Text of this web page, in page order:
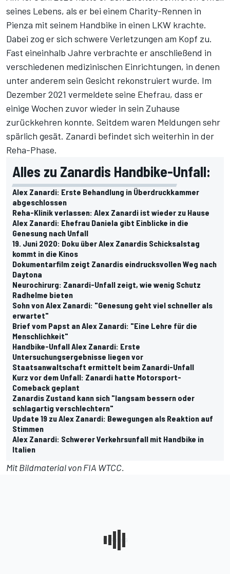
seines Lebens, als er bei einem Charity-Rennen in
Pienza mit seinem Handbike in einen LKW krachte.
Dabei zog er sich schwere Verletzungen am Kopf zu.
Fast eineinhalb Jahre verbrachte er anschließend in
verschiedenen medizinischen Einrichtungen, in denen
unter anderem sein Gesicht rekonstruiert wurde. Im
Dezember 2021 vermeldete seine Ehefrau, dass er
einige Wochen zuvor wieder in sein Zuhause
zurückkehren konnte. Seitdem waren Meldungen sehr
spärlich gesät. Zanardi befindet sich weiterhin in der
Reha-Phase.
Alles zu Zanardis Handbike-Unfall:
Alex Zanardi: Erste Behandlung in Überdruckkammer
abgeschlossen
Reha-Klinik verlassen: Alex Zanardi ist wieder zu Hause
Alex Zanardi: Ehefrau Daniela gibt Einblicke in die
Genesung nach Unfall
19. Juni 2020: Doku über Alex Zanardis Schicksalstag
kommt in die Kinos
Dokumentarfilm zeigt Zanardis eindrucksvollen Weg nach
Daytona
Neurochirurg: Zanardi-Unfall zeigt, wie wenig Schutz
Radhelme bieten
Sohn von Alex Zanardi: "Genesung geht viel schneller als
erwartet"
Brief vom Papst an Alex Zanardi: "Eine Lehre für die
Menschlichkeit"
Handbike-Unfall Alex Zanardi: Erste
Untersuchungsergebnisse liegen vor
Staatsanwaltschaft ermittelt beim Zanardi-Unfall
Kurz vor dem Unfall: Zanardi hatte Motorsport-
Comeback geplant
Zanardis Zustand kann sich "langsam bessern oder
schlagartig verschlechtern"
Update 19 zu Alex Zanardi: Bewegungen als Reaktion auf
Stimmen
Alex Zanardi: Schwerer Verkehrsunfall mit Handbike in
Italien
Mit Bildmaterial von FIA WTCC.